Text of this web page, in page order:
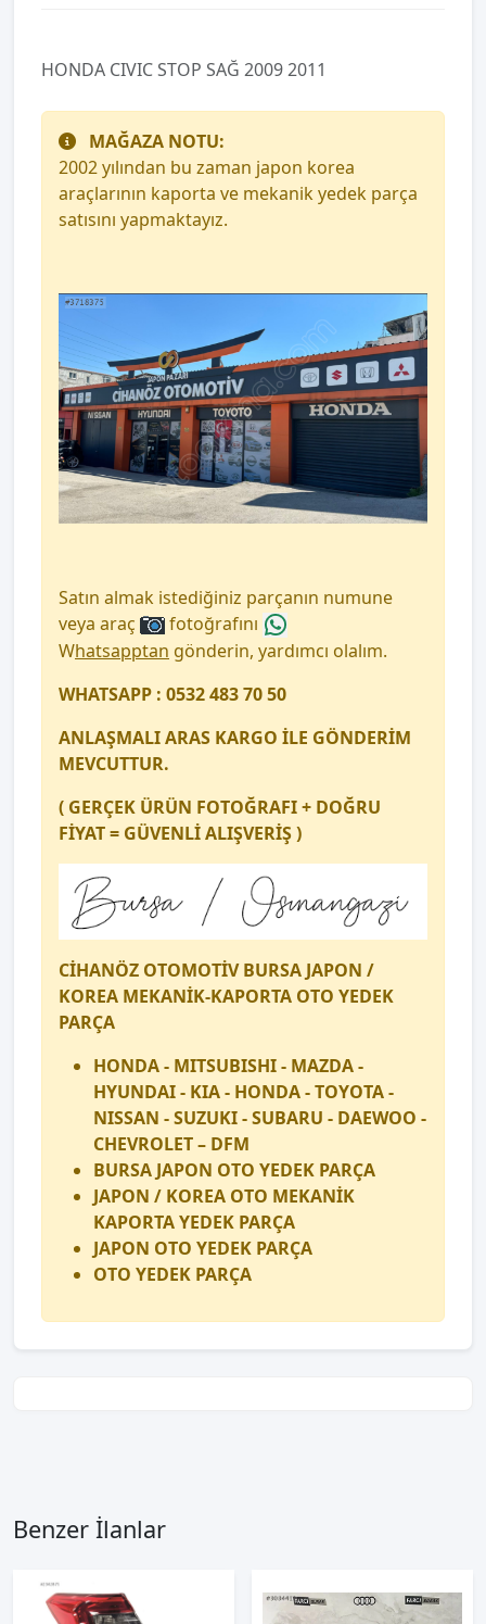
HONDA CIVIC STOP SAĞ 2009 2011
MAĞAZA NOTU:
2002 yılından bu zaman japon korea
araçlarının kaporta ve mekanik yedek parça
satısını yapmaktayız.
Satın almak istediğiniz parçanın numune
veya araç
fotoğrafını
Whatsapptan gönderin, yardımcı olalım.
WHATSAPP : 0532 483 70 50
ANLAŞMALI ARAS KARGO İLE GÖNDERİM
MEVCUTTUR.
( GERÇEK ÜRÜN FOTOĞRAFI + DOĞRU
FİYAT = GÜVENLİ ALIŞVERİŞ )
CİHANÖZ OTOMOTİV BURSA JAPON /
KOREA MEKANİK-KAPORTA OTO YEDEK
PARÇA
HONDA - MITSUBISHI - MAZDA -
HYUNDAI - KIA - HONDA - TOYOTA -
NISSAN - SUZUKI - SUBARU - DAEWOO -
CHEVROLET – DFM
BURSA JAPON OTO YEDEK PARÇA
JAPON / KOREA OTO MEKANİK
KAPORTA YEDEK PARÇA
JAPON OTO YEDEK PARÇA
OTO YEDEK PARÇA
Benzer İlanlar